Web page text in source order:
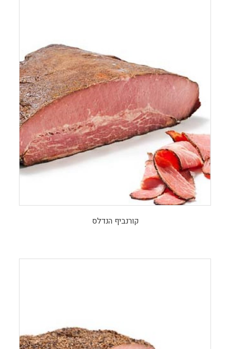
קורנביף הנדלס